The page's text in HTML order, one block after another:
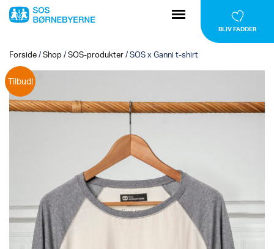
BLIV FADDER
Forside/Shop /SOS-produkter/SOS x Ganni t-shirt
Tilbud!